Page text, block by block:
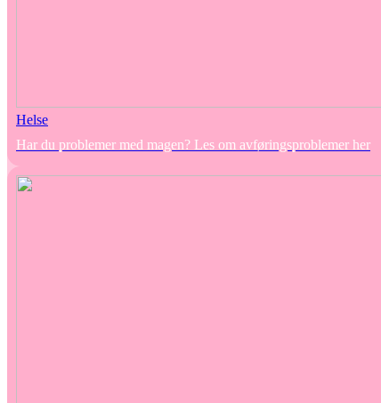
Helse
Har du problemer med magen? Les om avføringsproblemer her